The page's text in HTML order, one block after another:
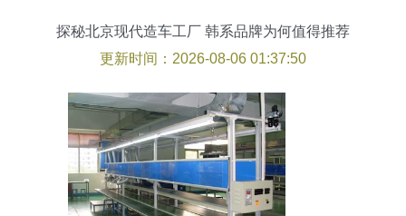
探秘北京现代造车工厂 韩系品牌为何值得推荐
更新时间：2026-08-06 01:37:50